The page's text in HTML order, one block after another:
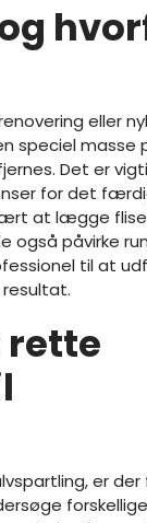
eller
speciel masse
Det er
for det
at lægge
også påvirke
til at
rette
er
forskellige